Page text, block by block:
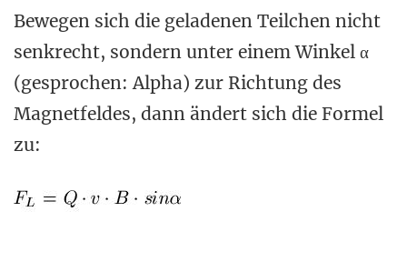
Bewegen sich die geladenen Teilchen nicht
senkrecht, sondern unter einem Winkel α
(gesprochen: Alpha) zur Richtung des
Magnetfeldes, dann ändert sich die Formel
zu: